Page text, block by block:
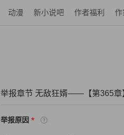
动漫 新小说吧 作者福利 作
举报章节 无敌狂婿——【第365章
举报原因 *